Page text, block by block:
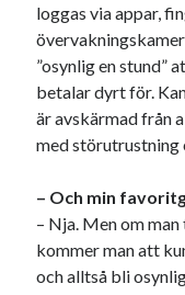
loggas via appar,
”osynlig en stund”
betalar dyrt för.
är avskärmad från
med störutrustning
– Och min
– Nja. Men om man
kommer man att
och alltså bli